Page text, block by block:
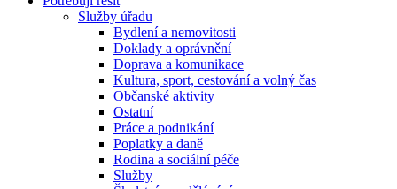
Služby úřadu
Bydlení a nemovitosti
Doklady a oprávnění
Doprava a komunikace
Kultura, sport, cestování a volný čas
Občanské aktivity
Ostatní
Práce a podnikání
Poplatky a daně
Rodina a sociální péče
Služby